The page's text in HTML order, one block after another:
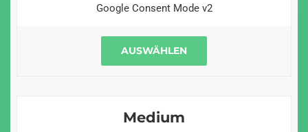
Google Consent Mode v2
AUSWÄHLEN
Medium